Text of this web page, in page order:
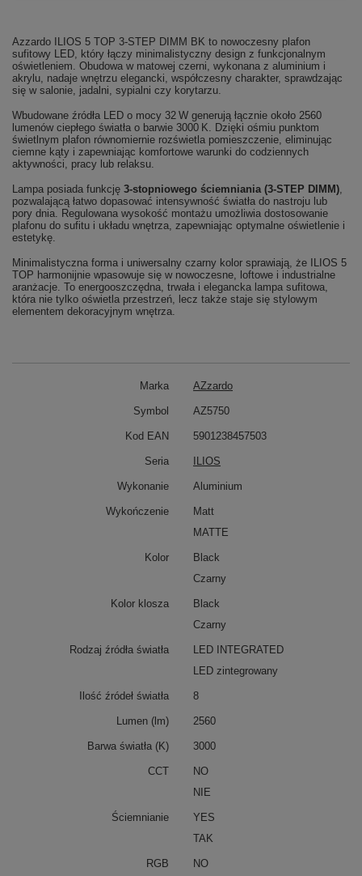
Azzardo ILIOS 5 TOP 3‑STEP DIMM BK to nowoczesny plafon
sufitowy LED, który łączy minimalistyczny design z funkcjonalnym
oświetleniem. Obudowa w matowej czerni, wykonana z aluminium i
akrylu, nadaje wnętrzu elegancki, współczesny charakter, sprawdzając
się w salonie, jadalni, sypialni czy korytarzu.
Wbudowane źródła LED o mocy 32 W generują łącznie około 2560
lumenów ciepłego światła o barwie 3000 K. Dzięki ośmiu punktom
świetlnym plafon równomiernie rozświetla pomieszczenie, eliminując
ciemne kąty i zapewniając komfortowe warunki do codziennych
aktywności, pracy lub relaksu.
Lampa posiada funkcję 3‑stopniowego ściemniania (3‑STEP DIMM),
pozwalającą łatwo dopasować intensywność światła do nastroju lub
pory dnia. Regulowana wysokość montażu umożliwia dostosowanie
plafonu do sufitu i układu wnętrza, zapewniając optymalne oświetlenie i
estetykę.
Minimalistyczna forma i uniwersalny czarny kolor sprawiają, że ILIOS 5
TOP harmonijnie wpasowuje się w nowoczesne, loftowe i industrialne
aranżacje. To energooszczędna, trwała i elegancka lampa sufitowa,
która nie tylko oświetla przestrzeń, lecz także staje się stylowym
elementem dekoracyjnym wnętrza.
Marka AZzardo
Symbol AZ5750
Kod EAN 5901238457503
Seria ILIOS
Wykonanie Aluminium
Wykończenie
Matt
MATTE
Kolor
Black
Czarny
Kolor klosza
Black
Czarny
Rodzaj źródła światła
LED INTEGRATED
LED zintegrowany
Ilość źródeł światła 8
Lumen (lm) 2560
Barwa światła (K) 3000
CCT
NO
NIE
Ściemnianie
YES
TAK
RGB NO